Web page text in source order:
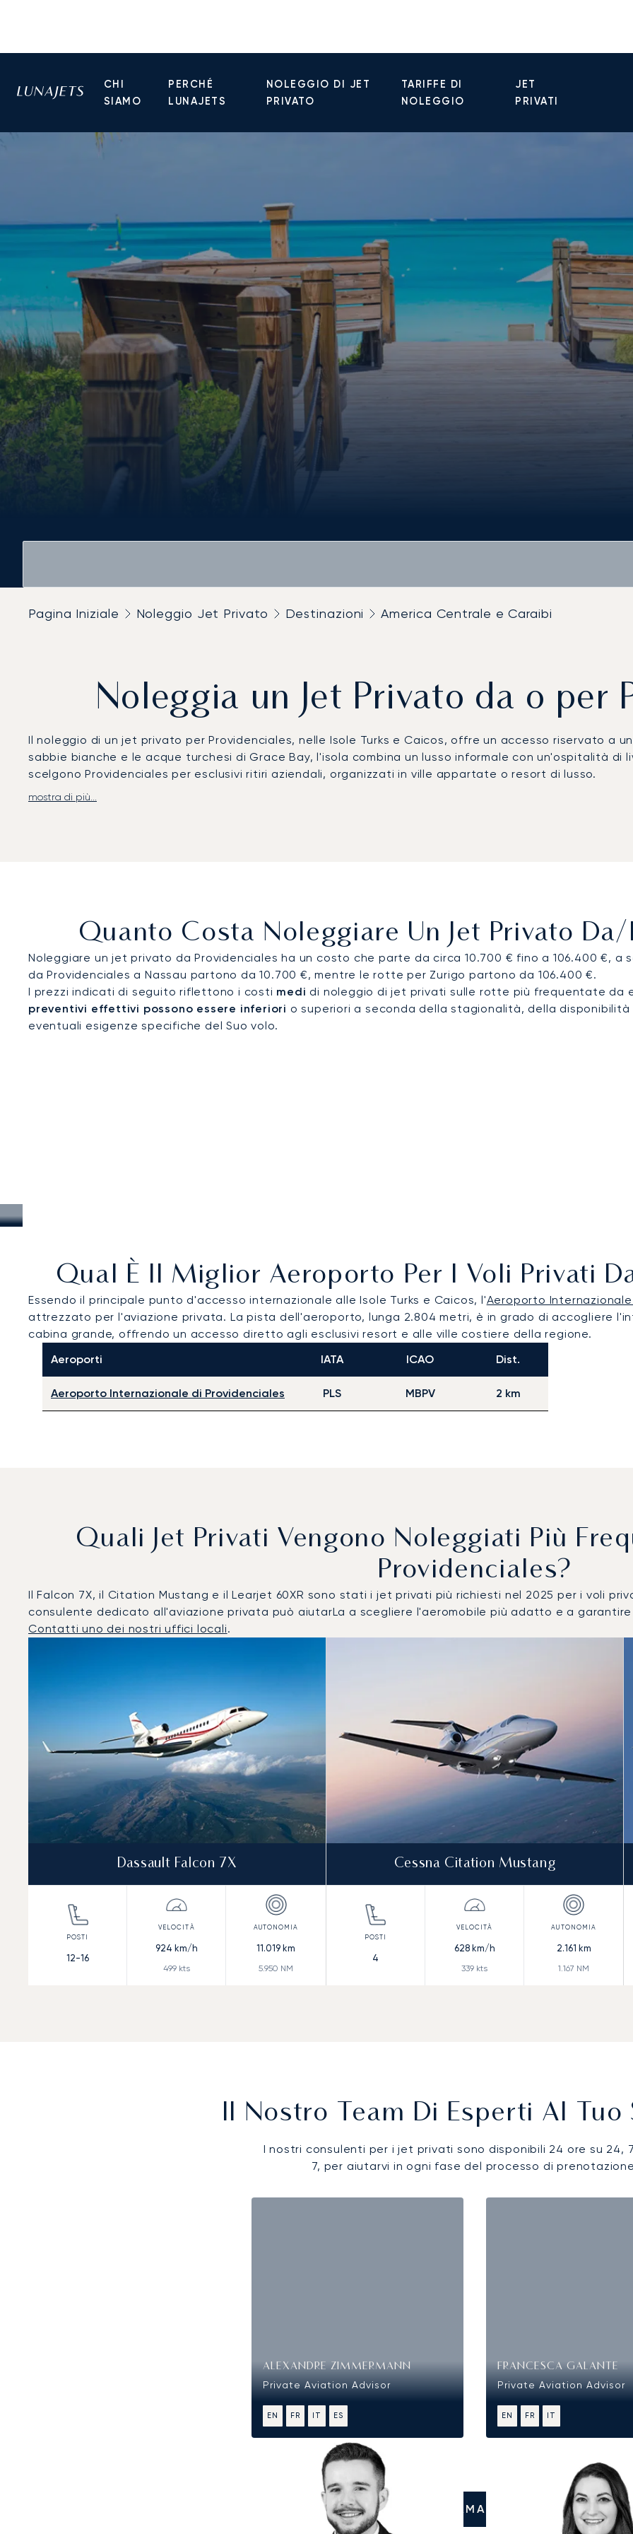
CHI
SIAMO
PERCHÉ
LUNAJETS
NOLEGGIO DI JET
PRIVATO
TARIFFE DI
NOLEGGIO
JET
PRIVATI
Pagina Iniziale Noleggio Jet Privato Destinazioni America Centrale e Caraibi
Noleggia un Jet Privato da o per
Il noleggio di un jet privato per Providenciales, nelle Isole Turks e Caicos, offre un accesso riservato a
sabbie bianche e le acque turchesi di Grace Bay, l'isola combina un lusso informale con un'ospitalità di
scelgono Providenciales per esclusivi ritiri aziendali, organizzati in ville appartate o resort di lusso.
LunaJets organizza voli per l'Aeroporto Internazionale di Providenciales (PLS), dove le strutture FBO
mostra di più...
Quanto Costa Noleggiare Un Jet Privato
Noleggiare un jet privato da Providenciales ha un costo che parte da circa 10.700 € fino a 106.400 €,
da Providenciales a Nassau partono da 10.700 €, mentre le rotte per Zurigo partono da 106.400 €.
I prezzi indicati di seguito riflettono i costi medi di noleggio di jet privati sulle rotte più frequentate da
preventivi effettivi possono essere inferiori o superiori a seconda della stagionalità, della
eventuali esigenze specifiche del Suo volo.
Qual È Il Miglior Aeroporto Per I Voli Privati
Essendo il principale punto d'accesso internazionale alle Isole Turks e Caicos, l'Aeroporto
attrezzato per l'aviazione privata. La pista dell'aeroporto, lunga 2.804 metri, è in grado di accogliere
cabina grande, offrendo un accesso diretto agli esclusivi resort e alle ville costiere della regione.
Aeroporti
IATA ICAO Dist.
Aeroporto Internazionale di Providenciales PLS MBPV 2 km
Quali Jet Privati Vengono Noleggiati Più
Providenciales?
Il Falcon 7X, il Citation Mustang e il Learjet 60XR sono stati i jet privati più richiesti nel 2025 per i voli
consulente dedicato all'aviazione privata può aiutarLa a scegliere l'aeromobile più adatto e a
Contatti uno dei nostri uffici locali.
Dassault Falcon 7X
12-16
924 km/h
499kts
11.019 km
5.950 NM
Cessna Citation Mustang
4
628km/h
339 kts
2.161 km
1.167 NM
Il Nostro Team Di Esperti Al Tuo
I nostri consulenti per i jet privati sono disponibili 24 ore su 24,
7, per aiutarvi in ogni fase del processo di
ALEXANDRE ZIMMERMANN
Private Aviation Advisor
EN FR IT ES
FRANCESCA GALANTE
Private Aviation Advisor
EN FR IT
CHIAMATECI